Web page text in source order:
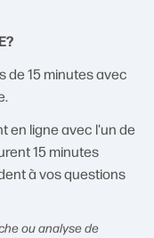
de 15 minutes avec
en ligne avec l'un de
15 minutes
à vos questions
ou analyse de